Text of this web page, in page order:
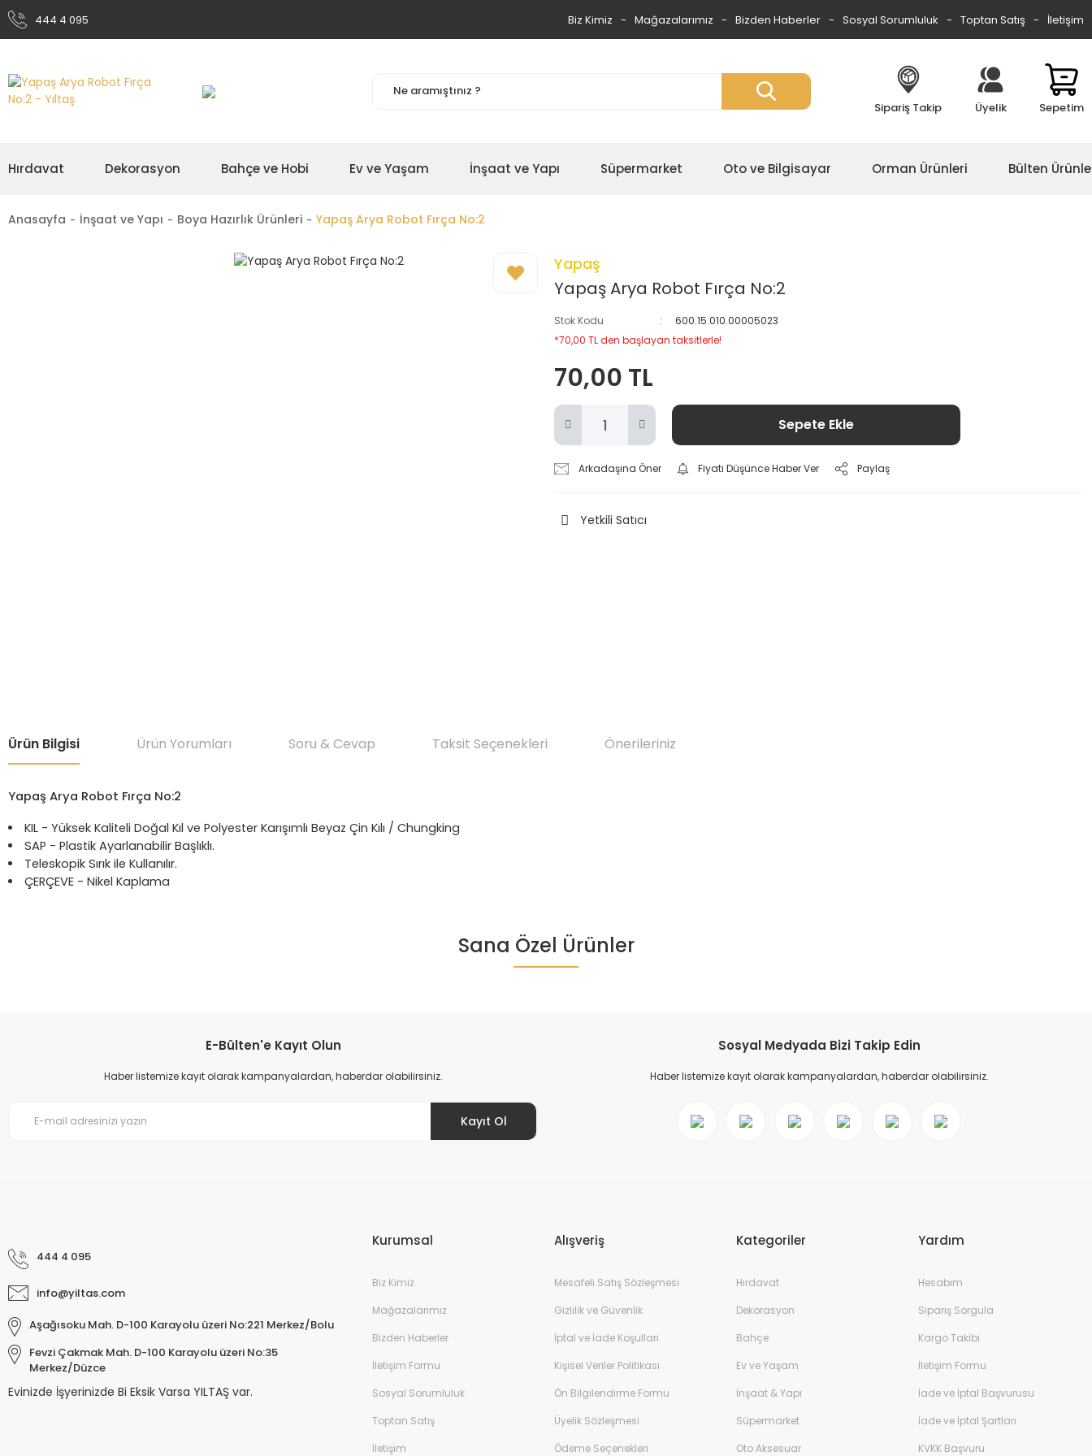
444 4 095 Biz Kimiz Mağazalarımız Bizden Haberler Sosyal Sorumluluk Toptan Satış İletişim
Sipariş Takip Üyelik Sepetim
Hırdavat Dekorasyon Bahçe ve Hobi Ev ve Yaşam İnşaat ve Yapı Süpermarket Oto ve Bilgisayar Orman Ürünleri Bülten
Anasayfa İnşaat ve Yapı Boya Hazırlık Ürünleri Yapaş Arya Robot Fırça No:2
Yapaş
Yapaş Arya Robot Fırça No:2
Stok Kodu
600.15.010.00005023
*70,00 TL den başlayan taksitlerle!
70,00 TL
Sepete Ekle
Arkadaşına Öner Fiyatı Düşünce Haber Ver Paylaş
Yetkili Satıcı
Ürün Bilgisi Ürün Yorumları Soru & Cevap Taksit Seçenekleri Önerileriniz
Yapaş Arya Robot Fırça No:2
KIL - Yüksek Kaliteli Doğal Kıl ve Polyester Karışımlı Beyaz Çin Kılı / Chungking
SAP - Plastik Ayarlanabilir Başlıklı.
Teleskopik Sırık ile Kullanılır.
ÇERÇEVE - Nikel Kaplama
Bu ürüne ilk yorumu siz yapın!
Ürün hakkında henüz soru sorulmamış.
Bu ürünün fiyat bilgisi, resim, ürün açıklamalarında ve diğer konularda yetersiz gördüğünüz noktaları öneri formunu kullanarak tarafımıza iletebilirsiniz.
Bu ürüne benzer farklı alternatifler olmalı.
Sana Özel Ürünler
E-Bülten'e Kayıt Olun
Haber listemize kayıt olarak kampanyalardan, haberdar olabilirsiniz.
Kayıt Ol
Sosyal Medyada Bizi Takip Edin
Haber listemize kayıt olarak kampanyalardan, haberdar olabilirsiniz.
444 4 095
info@yiltas.com
Aşağısoku Mah. D-100 Karayolu üzeri No:221 Merkez/Bolu
Fevzi Çakmak Mah. D-100 Karayolu üzeri No:35
Merkez/Düzce
Evinizde İşyerinizde Bi Eksik Varsa YILTAŞ var.
Kurumsal
Biz Kimiz
Mağazalarımız
Bizden Haberler
İletişim Formu
Sosyal Sorumluluk
Toptan Satış
İletişim
Alışveriş
Mesafeli Satış Sözleşmesi
Gizlilik ve Güvenlik
İptal ve İade Koşulları
Kişisel Veriler Politikası
Ön Bilgilendirme Formu
Üyelik Sözleşmesi
Ödeme Seçenekleri
Kategoriler
Hırdavat
Dekorasyon
Bahçe
Ev ve Yaşam
İnşaat & Yapı
Süpermarket
Oto Aksesuar
Yardım
Hesabım
Sipariş Sorgula
Kargo Takibi
İletişim Formu
İade ve İptal Başvurusu
İade ve İptal Şartları
KVKK Başvuru